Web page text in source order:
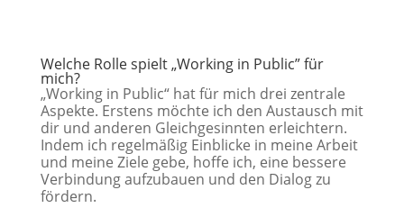
Welche Rolle spielt „Working in Public” für
mich?
„Working in Public“ hat für mich drei zentrale
Aspekte. Erstens möchte ich den Austausch mit
dir und anderen Gleichgesinnten erleichtern.
Indem ich regelmäßig Einblicke in meine Arbeit
und meine Ziele gebe, hoffe ich, eine bessere
Verbindung aufzubauen und den Dialog zu
fördern.